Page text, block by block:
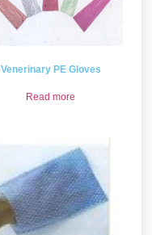
Venerinary PE Gloves
Read more